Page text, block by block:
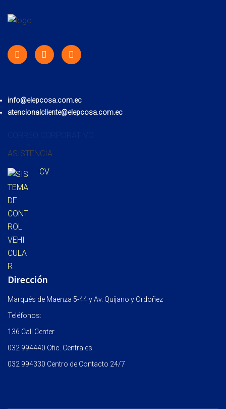
info@elepcosa.com.ec
atencionalcliente@elepcosa.com.ec
ASISTENCIA
CV
Dirección
Marqués de Maenza 5-44 y Av. Quijano y Ordoñez
Teléfonos:
136 Call Center
032 994440 Ofic. Centrales
032 994330 Centro de Contacto 24/7